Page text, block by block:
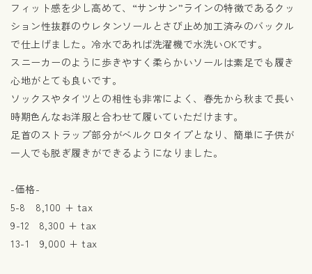
フィット感を少し高めて、“サンサン”ラインの特徴であるクッ
ション性抜群のウレタンソールとさび止め加工済みのバックル
で仕上げました。冷水であれば洗濯機で水洗いOKです。
スニーカーのように歩きやすく柔らかいソールは素足でも履き
心地がとても良いです。
ソックスやタイツとの相性も非常によく、春先から秋まで長い
時期色んなお洋服と合わせて履いていただけます。
足首のストラップ部分がベルクロタイプとなり、簡単に子供が
一人でも脱ぎ履きができるようになりました。
-価格-
5-8 8,100 + tax
9-12 8,300 + tax
13-1 9,000 + tax